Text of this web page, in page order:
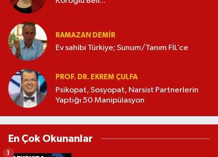
RAMAZAN DEMİR
Ev sahibi Türkiye; Sunum/Tanım FİL’ce
PROF. DR. EKREM ÇULFA
Psikopat, Sosyopat, Narsist Partnerlerin
Yaptığı 50 Manipülasyon
En Çok Okunanlar
1